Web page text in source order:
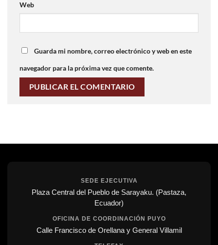
Web
Guarda mi nombre, correo electrónico y web en este
navegador para la próxima vez que comente.
SEDE EJECUTIVA
Plaza Central del Pueblo de Sarayaku. (Pastaza,
Ecuador)
OFICINA DE COORDINACIÓN PUYO
Calle Francisco de Orellana y General Villamil